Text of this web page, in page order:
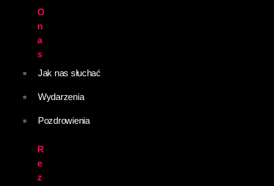
O
n
a
s
Jak nas słuchać
Wydarzenia
Pozdrowienia
R
e
z